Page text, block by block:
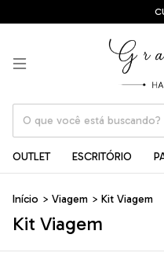
OUTLET ESCRITÓRIO
Início > Viagem > Kit Viagem
Kit Viagem